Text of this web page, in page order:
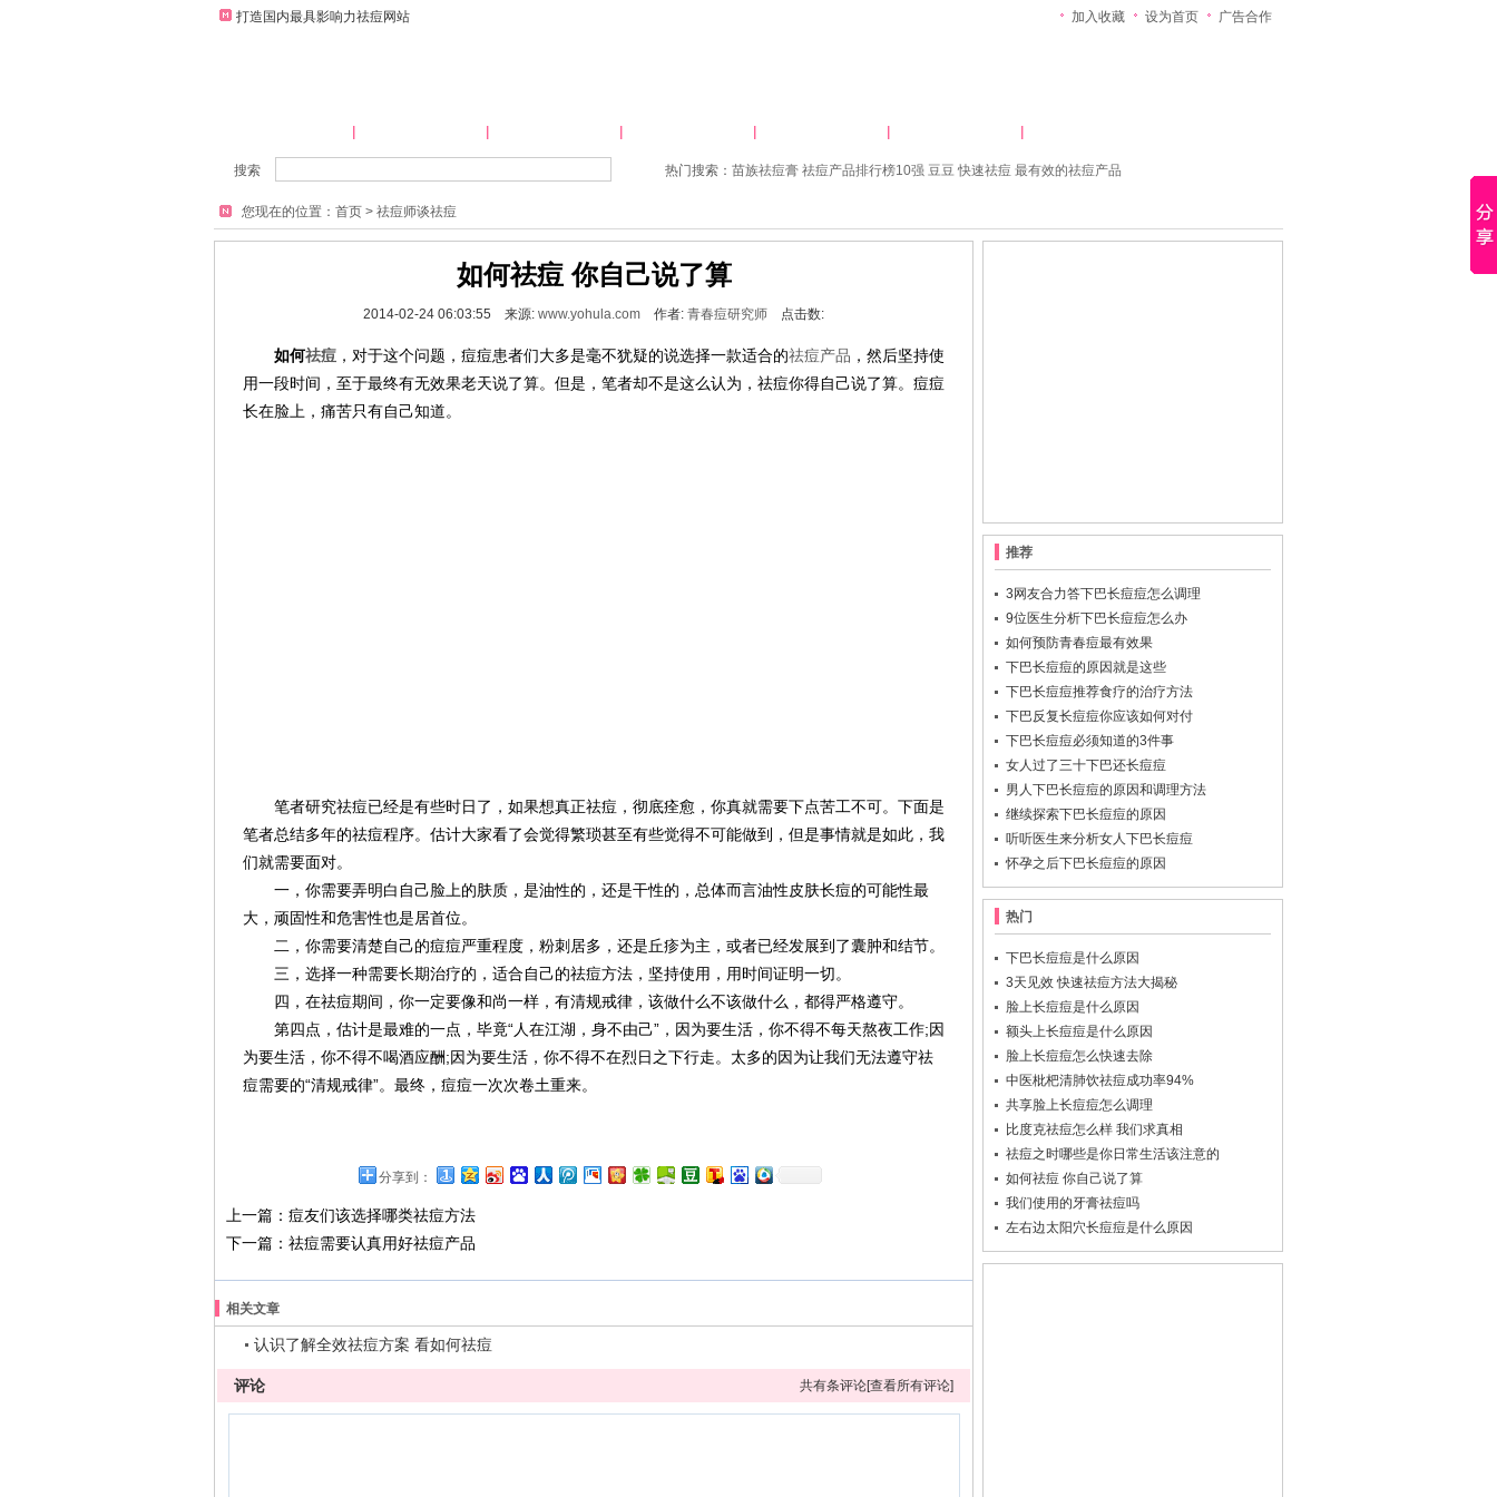
打造国内最具影响力祛痘网站 加入收藏 设为首页 广告合作
搜索 热门搜索： 苗族祛痘膏 祛痘产品排行榜10强 豆豆 快速祛痘 最有效的祛痘产品
您现在的位置： 首页 > 祛痘师谈祛痘
如何祛痘 你自己说了算
2014-02-24 06:03:55 来源: www.yohula.com 作者: 青春痘研究师 点击数:
如何祛痘 ，对于这个问题，痘痘患者们大多是毫不犹疑的说选择一款适合的祛痘产品 ，然后坚持使
用一段时间，至于最终有无效果老天说了算。但是，笔者却不是这么认为，祛痘你得自己说了算。痘痘
长在脸上，痛苦只有自己知道。
笔者研究祛痘已经是有些时日了，如果想真正祛痘，彻底痊愈，你真就需要下点苦工不可。下面是
笔者总结多年的祛痘程序。估计大家看了会觉得繁琐甚至有些觉得不可能做到，但是事情就是如此，我
们就需要面对。
一，你需要弄明白自己脸上的肤质，是油性的，还是干性的，总体而言油性皮肤长痘的可能性最
大，顽固性和危害性也是居首位。
二，你需要清楚自己的痘痘严重程度，粉刺居多，还是丘疹为主，或者已经发展到了囊肿和结节。
三，选择一种需要长期治疗的，适合自己的祛痘方法，坚持使用，用时间证明一切。
四，在祛痘期间，你一定要像和尚一样，有清规戒律，该做什么不该做什么，都得严格遵守。
第四点，估计是最难的一点，毕竟“人在江湖，身不由己”，因为要生活，你不得不每天熬夜工作;因
为要生活，你不得不喝酒应酬;因为要生活，你不得不在烈日之下行走。太多的因为让我们无法遵守祛
痘需要的“清规戒律”。最终，痘痘一次次卷土重来。
分享到：
上一篇： 痘友们该选择哪类祛痘方法
下一篇： 祛痘需要认真用好祛痘产品
相关文章
认识了解全效祛痘方案 看如何祛痘
共有条评论[查看所有评论]
评论
推荐
3网友合力答下巴长痘痘怎么调理
9位医生分析下巴长痘痘怎么办
如何预防青春痘最有效果
下巴长痘痘的原因就是这些
下巴长痘痘推荐食疗的治疗方法
下巴反复长痘痘你应该如何对付
下巴长痘痘必须知道的3件事
女人过了三十下巴还长痘痘
男人下巴长痘痘的原因和调理方法
继续探索下巴长痘痘的原因
听听医生来分析女人下巴长痘痘
怀孕之后下巴长痘痘的原因
热门
下巴长痘痘是什么原因
3天见效 快速祛痘方法大揭秘
脸上长痘痘是什么原因
额头上长痘痘是什么原因
脸上长痘痘怎么快速去除
中医枇杷清肺饮祛痘成功率94%
共享脸上长痘痘怎么调理
比度克祛痘怎么样 我们求真相
祛痘之时哪些是你日常生活该注意的
如何祛痘 你自己说了算
我们使用的牙膏祛痘吗
左右边太阳穴长痘痘是什么原因